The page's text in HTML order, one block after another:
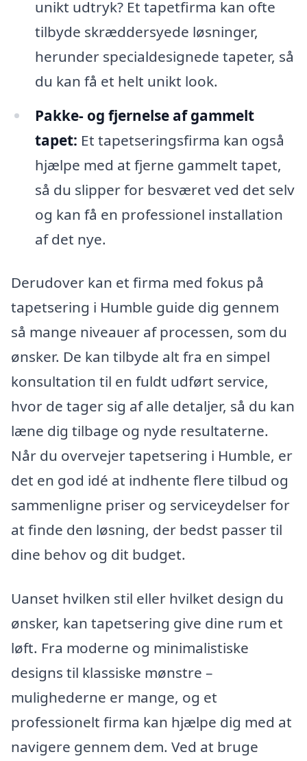
unikt udtryk? Et tapetfirma kan ofte
tilbyde skræddersyede løsninger,
herunder specialdesignede tapeter, så
du kan få et helt unikt look.
Pakke- og fjernelse af gammelt
tapet: Et tapetseringsfirma kan også
hjælpe med at fjerne gammelt tapet,
så du slipper for besværet ved det selv
og kan få en professionel installation
af det nye.
Derudover kan et firma med fokus på
tapetsering i Humble guide dig gennem
så mange niveauer af processen, som du
ønsker. De kan tilbyde alt fra en simpel
konsultation til en fuldt udført service,
hvor de tager sig af alle detaljer, så du kan
læne dig tilbage og nyde resultaterne.
Når du overvejer tapetsering i Humble, er
det en god idé at indhente flere tilbud og
sammenligne priser og serviceydelser for
at finde den løsning, der bedst passer til
dine behov og dit budget.
Uanset hvilken stil eller hvilket design du
ønsker, kan tapetsering give dine rum et
løft. Fra moderne og minimalistiske
designs til klassiske mønstre –
mulighederne er mange, og et
professionelt firma kan hjælpe dig med at
navigere gennem dem. Ved at bruge